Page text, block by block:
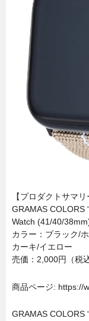
【プロダクトサマリ
GRAMAS COLORS
Watch (41/40/
カラー：ブラック/
カーキ/イエロー
売価：2,000円（税込
商品ページ: https://
GRAMAS COLORS